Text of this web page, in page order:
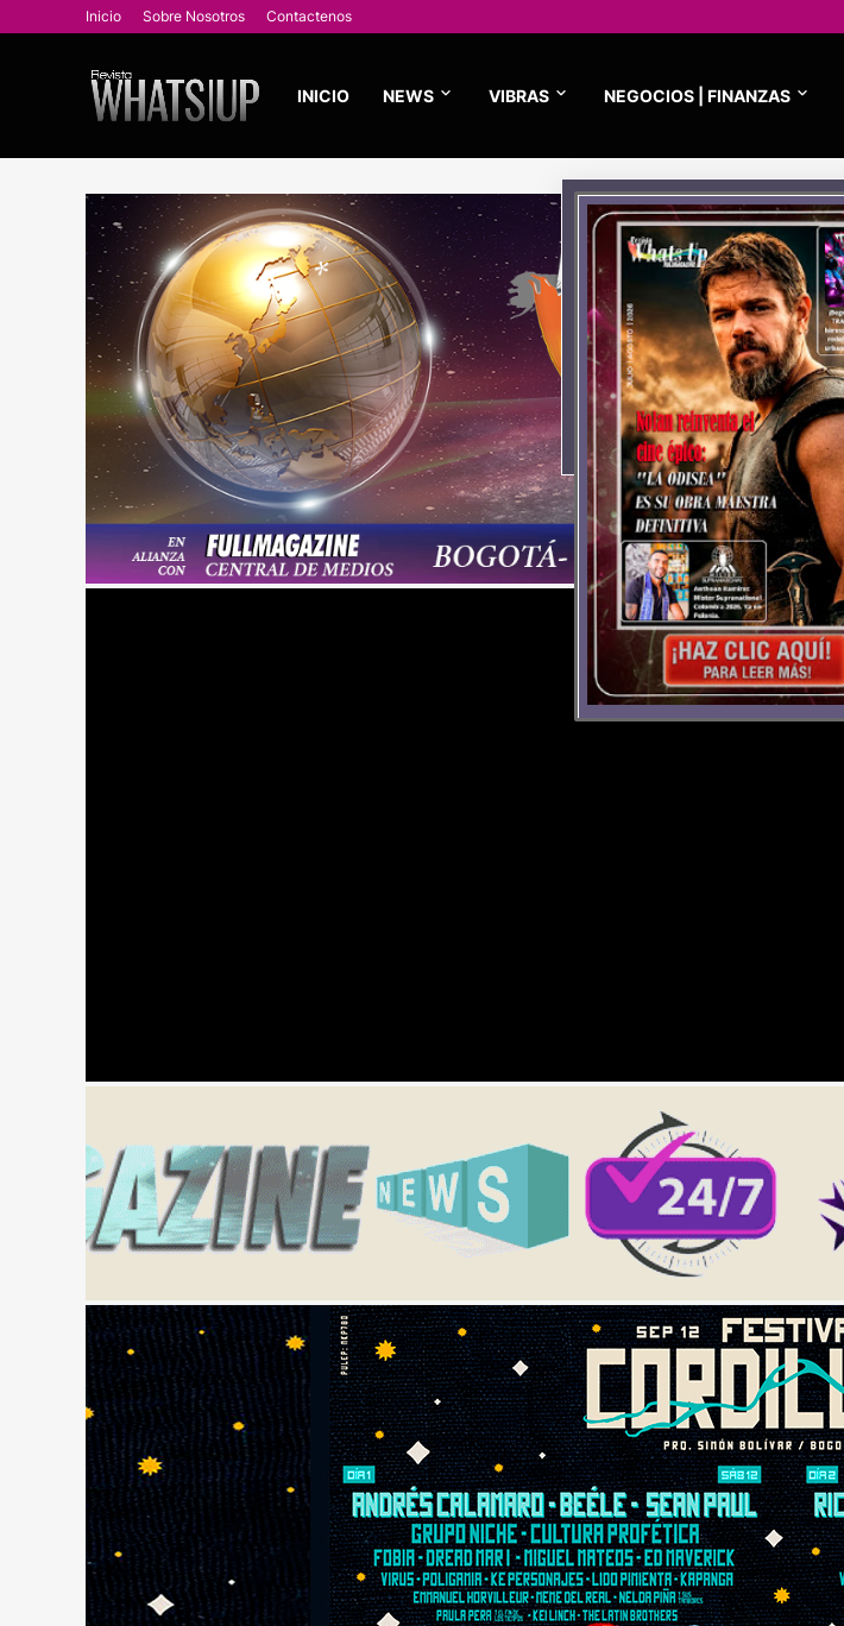
Inicio Sobre Nosotros Contactenos
INICIO NEWS VIBRAS NEGOCIOS | FINANZAS